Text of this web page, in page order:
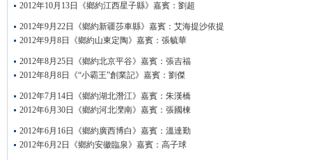
2012年10月13日《鄉約江西星子縣》嘉賓：劉超
2012年9月22日《鄉約新疆莎車縣》嘉賓：艾海提沙依提
2012年9月8日《鄉約山東定陶》嘉賓：張毓華
2012年8月25日《鄉約北京平谷》嘉賓：張吉福
2012年8月8日《“小霸王”創業記》嘉賓：劉傑
2012年7月14日《鄉約湖北潛江》嘉賓：朱漢橋
2012年6月30日《鄉約河北灤南》嘉賓：張國棟
2012年6月16日《鄉約廣西博白》嘉賓：溫達勤
2012年6月2日《鄉約安徽臨泉》嘉賓：高子球